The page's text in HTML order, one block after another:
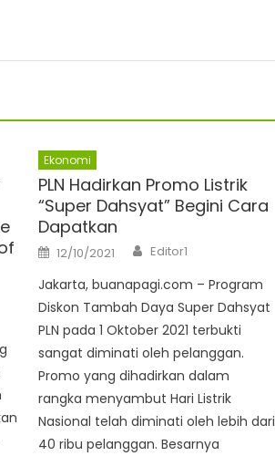
Ekonomi
PLN Hadirkan Promo Listrik
“Super Dahsyat” Begini Cara
Dapatkan
Posted
on
12/10/2021 Author
Editor1
Jakarta, buanapagi.com – Program
Diskon Tambah Daya Super Dahsyat
PLN pada 1 Oktober 2021 terbukti
sangat diminati oleh pelanggan.
Promo yang dihadirkan dalam
rangka menyambut Hari Listrik
Nasional telah diminati oleh lebih dari
40 ribu pelanggan. Besarnya